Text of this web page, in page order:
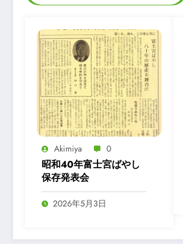
Akimiya 0
昭和40年富士宮ばやし
保存発表会
2026年5月3日